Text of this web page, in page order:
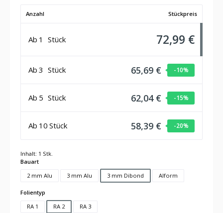
Anzahl Stückpreis
Ab 1 Stück 72,99 €
Ab 3 Stück 65,69 € -10%
Ab 5 Stück 62,04 € -15%
Ab 10 Stück 58,39 € -20%
Inhalt: 1 Stk.
Bauartauswählen
2 mm Alu
3 mm Alu 3 mm Dibond Alform
Folientyp
RA 1
RA 2 RA 3